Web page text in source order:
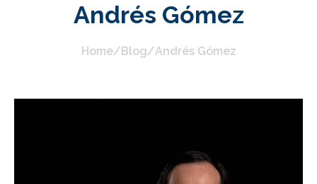
Andrés Gómez
Home/Blog/Andrés Gómez